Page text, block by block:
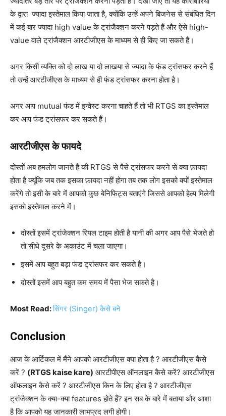
के द्वारा ज्यादा इस्तेमाल किया जाता है, क्योंकि उन्हें अपने बिजनेस से संबंधित दिन
में कई बार ज्यादा high value के ट्रांजैक्शन करने पड़ते हैं और ऐसे high-
value वाले ट्रांजैक्शन आरटीजीएस के माध्यम से ही किए जा सकते हैं।
अगर किसी व्यक्ति को दो लाख या दो लाखया से ज्यादा के फंड ट्रांसफर करने हैं
तो उन्हें आरटीजीएस के माध्यम से ही फंड ट्रांसफर करना होता है।
अगर आप mutual फंड में इन्वेस्ट करना चाहते हैं तो भी RTGS का इस्तेमाल
कर आप फंड ट्रांसफर कर सकते हैं।
आरटीजीएस के फायदे
दोस्तों अब हमलोग जानते है की RTGS से पैसे ट्रांसफर करने से क्या फ़ायदा
होता है क्यूंकि जब तक इसका फ़ायदा नहीं होगा तब तक लोग इसको क्यों इस्तेमाल
करेंगे तो इसी के बारे में आपको कुछ बेनिफिट्स बताएंगे जिससे आपको हेल्प मिलेगी
इसको इस्तेमाल करने में।
दोस्तों इसमें ट्रांजेक्शन रियल टाइम होती है यानी की अगर आप पैसे भेजते हो
तो सीधे दूसरे के अकाउंट में चला जाएगा।
इसमें आप बहुत बड़ा फंड ट्रांसफर कर सकते है।
दोस्तों इसमें आप बहुत कम समय में पैसा भेज सकते है।
Most Read:सिंगर (Singer) कैसे बने
Conclusion
आज के आर्टिकल में मैंने आपको आरटीजीएस क्या होता है ? आरटीजीएस कैसे
करें ? (RTGS kaise kare) आरटीपीएस ऑनलाइन कैसे करें? आरटीजीएस
ऑफलाइन कैसे करें ? आरटीजीएस किन के लिए होता है ? आरटीजीएस
ट्रांजैक्शन के क्या-क्या features होते हैं? इन सब के बारे में बताया और आशा
है कि आपको यह जानकारी लाभप्रद लगी होगी।